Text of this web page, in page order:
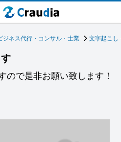
ジネス代行・コンサル・士業 文字起こし
ので是非お願い致します！